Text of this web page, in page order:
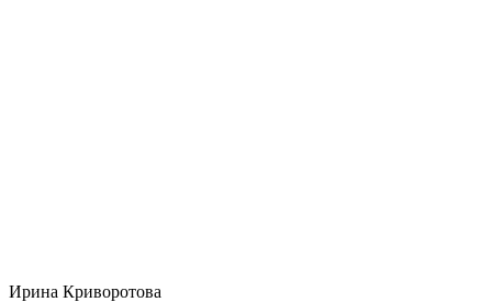
Ирина Криворотова